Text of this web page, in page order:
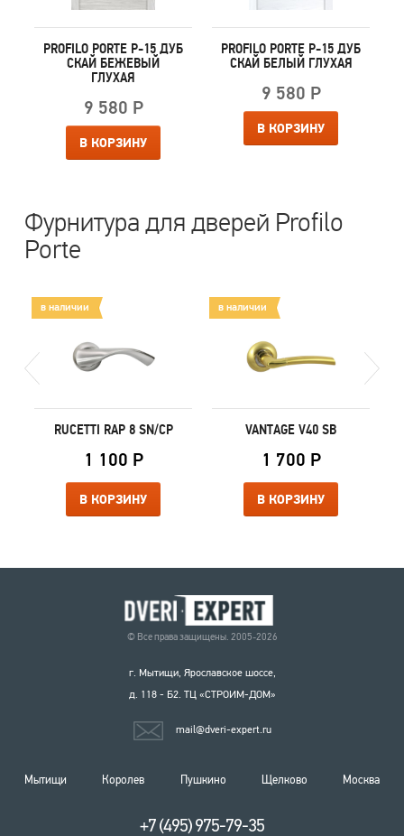
PROFILO PORTE P-15 ДУБ
СКАЙ БЕЖЕВЫЙ
ГЛУХАЯ
9 580 Р
В КОРЗИНУ
PROFILO PORTE P-15 ДУБ
СКАЙ БЕЛЫЙ ГЛУХАЯ
9 580 Р
В КОРЗИНУ
Фурнитура для дверей Profilo
Porte
в наличии
RUCETTI RAP 8 SN/CP
1 100 Р
В КОРЗИНУ
в наличии
VANTAGE V40 SB
1 700 Р
В КОРЗИНУ
© Все права защищены. 2005-2026
г. Мытищи, Ярославское шоссе,
д. 118 - Б2. ТЦ «СТРОИМ-ДОМ»
mail@dveri-expert.ru
Мытищи Королев Пушкино Щелково Москва
+7 (495) 975-79-35